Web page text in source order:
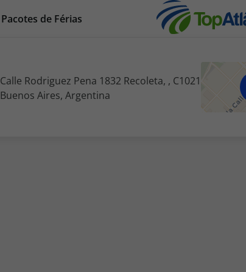
Pacotes de Férias
Calle Rodriguez Pena 1832 Recoleta, , C1021
Buenos Aires, Argentina